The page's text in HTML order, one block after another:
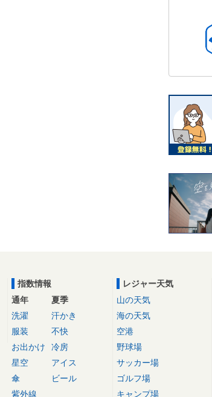
指数情報
通年
洗濯
服装
お出かけ
星空
傘
紫外線
夏季
汗かき
不快
冷房
アイス
ビール
レジャー天気
山の天気
海の天気
空港
野球場
サッカー場
ゴルフ場
キャンプ場